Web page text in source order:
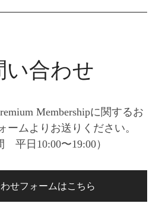
い合わせ
Membershipに関するお
ームよりお送りください。
平日10:00〜19:00）
せフォームはこちら